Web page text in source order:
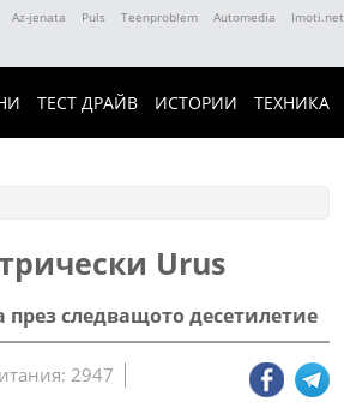
Az-jenata Puls Teenproblem Automedia Imoti.net
ТЕСТ ДРАЙВ ИСТОРИИ ТЕХНИКА
Urus
следващото десетилетие
2947